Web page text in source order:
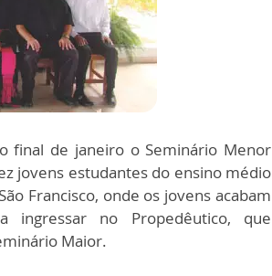
final de janeiro o Seminário Menor
jovens estudantes do ensino médio
Francisco, onde os jovens acabam
ingressar no Propedêutico, que
Maior.